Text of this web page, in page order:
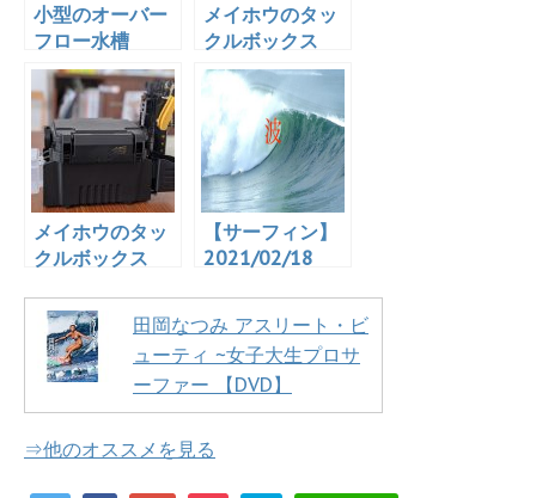
小型のオーバー
フロー水槽
「GEX グラステ
リア アグス ブ
ラック OF-
230」を買っ
た！
メイホウのタッ
クルボックス
「VS-7055」を
プチ改造！ツー
ル＆タオル掛け
を作成！
メイホウのタッ
クルボックス
買った！カスタ
マイズもした
ぞ！
【サーフィン】
2021/02/18
【波情報】
田岡なつみ アスリート・ビ
ューティ ~女子大生プロサ
ーファー 【DVD】
⇒他のオススメを見る